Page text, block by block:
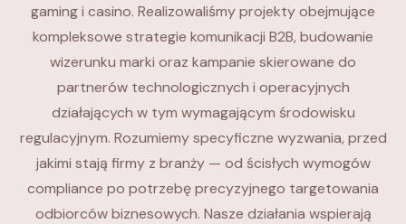
gaming i casino. Realizowaliśmy projekty obejmujące
kompleksowe strategie komunikacji B2B, budowanie
wizerunku marki oraz kampanie skierowane do
partnerów technologicznych i operacyjnych
działających w tym wymagającym środowisku
regulacyjnym. Rozumiemy specyficzne wyzwania, przed
jakimi stają firmy z branży — od ścisłych wymogów
compliance po potrzebę precyzyjnego targetowania
odbiorców biznesowych. Nasze działania wspierają